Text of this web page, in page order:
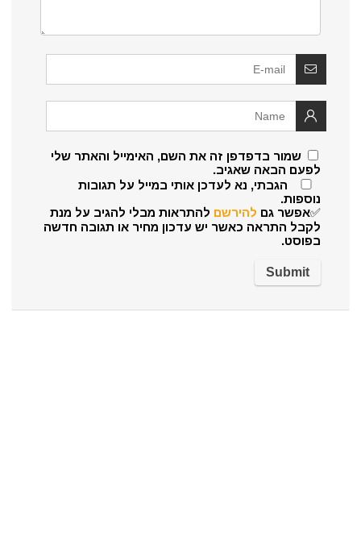
שמור בדפדפן זה את השם, האימייל והאתר שלי
לפעם הבאה שאגיב.
הגבתי, נא לעדכן אותי במייל על תגובות
נוספות.
✅אפשר גם להירשם להתראות מבלי להגיב על מנת
לקבל התראה כאשר יש עדכון מחיר או תגובה חדשה
בפוסט.